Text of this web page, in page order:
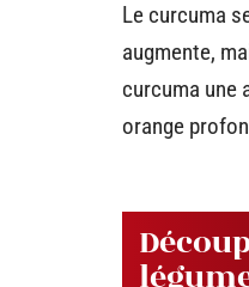
Le curcuma
augmente,
curcuma une
orange